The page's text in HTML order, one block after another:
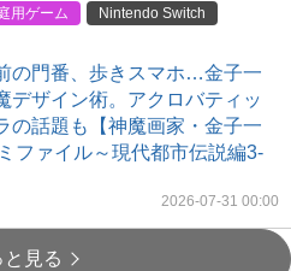
用ゲーム
Nintendo Switch
の門番、歩きスマホ…金子一
デザイン術。アクロバティッ
の話題も【神魔画家・金子一
ファイル～現代都市伝説編3-
2026-07-31 00:00
と見る